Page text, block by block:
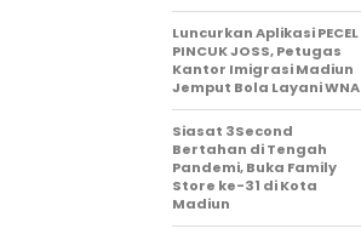
Luncurkan Aplikasi PECEL
PINCUK JOSS, Petugas
Kantor Imigrasi Madiun
Jemput Bola Layani WNA
Siasat 3Second
Bertahan di Tengah
Pandemi, Buka Family
Store ke-31 di Kota
Madiun